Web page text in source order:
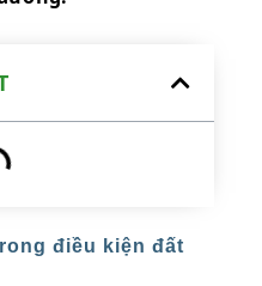
điều kiện đất